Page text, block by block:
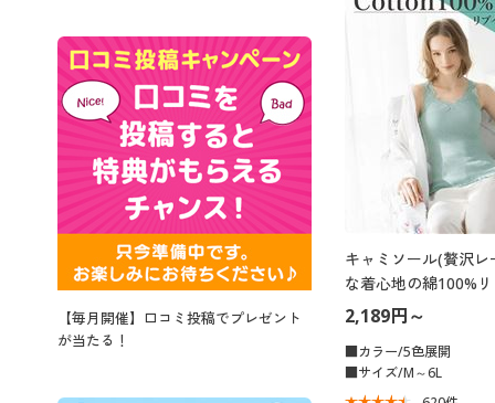
キャミソール(贅沢
な着心地の綿100%
2,189円～
■カラー/5色展開
■サイズ/M～6L
【毎月開催】口コミ投稿でプレゼント
が当たる！